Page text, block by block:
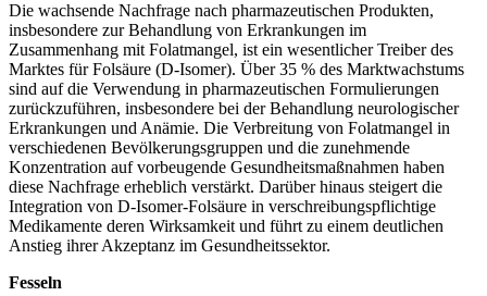
Die wachsende Nachfrage nach pharmazeutischen Produkten,
insbesondere zur Behandlung von Erkrankungen im
Zusammenhang mit Folatmangel, ist ein wesentlicher Treiber des
Marktes für Folsäure (D-Isomer). Über 35 % des Marktwachstums
sind auf die Verwendung in pharmazeutischen Formulierungen
zurückzuführen, insbesondere bei der Behandlung neurologischer
Erkrankungen und Anämie. Die Verbreitung von Folatmangel in
verschiedenen Bevölkerungsgruppen und die zunehmende
Konzentration auf vorbeugende Gesundheitsmaßnahmen haben
diese Nachfrage erheblich verstärkt. Darüber hinaus steigert die
Integration von D-Isomer-Folsäure in verschreibungspflichtige
Medikamente deren Wirksamkeit und führt zu einem deutlichen
Anstieg ihrer Akzeptanz im Gesundheitssektor.
Fesseln